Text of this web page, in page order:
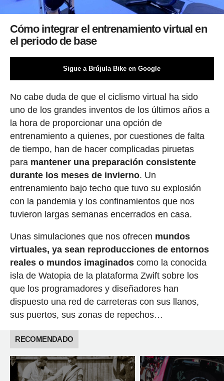
Cómo integrar el entrenamiento virtual en
el periodo de base
Sigue a Brújula Bike en Google
No cabe duda de que el ciclismo virtual ha sido
uno de los grandes inventos de los últimos años a
la hora de proporcionar una opción de
entrenamiento a quienes, por cuestiones de falta
de tiempo, han de hacer complicadas piruetas
para mantener una preparación consistente
durante los meses de invierno. Un
entrenamiento bajo techo que tuvo su explosión
con la pandemia y los confinamientos que nos
tuvieron largas semanas encerrados en casa.
Unas simulaciones que nos ofrecen mundos
virtuales, ya sean reproducciones de entornos
reales o mundos imaginadoscomo la conocida
isla de Watopia de la plataforma Zwift sobre los
que los programadores y diseñadores han
dispuesto una red de carreteras con sus llanos,
sus puertos, sus zonas de repechos…
RECOMENDADO